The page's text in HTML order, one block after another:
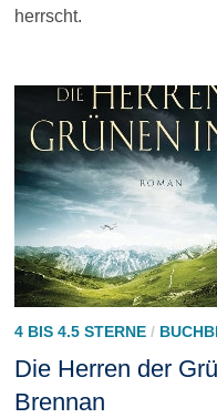
herrscht.
4 BIS 4.5 STERNE/
Die Herren der
Brennan